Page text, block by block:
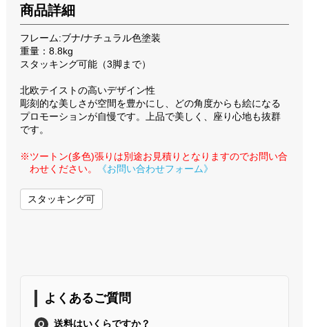
商品詳細
フレーム:ブナ/ナチュラル色塗装
重量：8.8kg
スタッキング可能（3脚まで）
北欧テイストの高いデザイン性
彫刻的な美しさが空間を豊かにし、どの角度からも絵になる
プロモーションが自慢です。上品で美しく、座り心地も抜群
です。
※ツートン(多色)張りは別途お見積りとなりますのでお問い合
わせください。
《お問い合わせフォーム》
スタッキング可
よくあるご質問
送料はいくらですか？